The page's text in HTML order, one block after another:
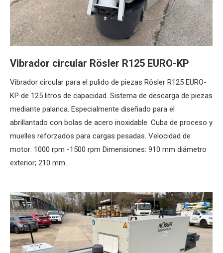
Vibrador circular Rösler R125 EURO-KP
Vibrador circular para el pulido de piezas Rösler R125 EURO-
KP de 125 litros de capacidad. Sistema de descarga de piezas
mediante palanca. Especialmente diseñado para el
abrillantado con bolas de acero inoxidable. Cuba de proceso y
muelles reforzados para cargas pesadas. Velocidad de
motor: 1000 rpm -1500 rpm Dimensiones: 910 mm diámetro
exterior; 210 mm…